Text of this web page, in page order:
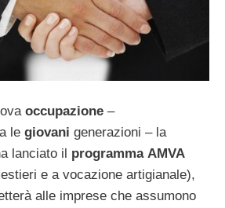
occupazione –
le giovani generazioni – la
lanciato il programma AMVA
e a vocazione artigianale),
alle imprese che assumono